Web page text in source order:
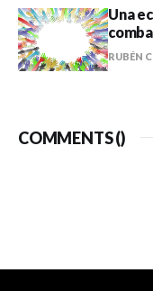
Una
RUBÉN
COMMENTS ()